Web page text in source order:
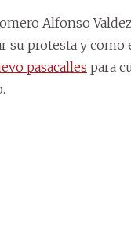
Alfonso
su protesta y como
pasacalles para